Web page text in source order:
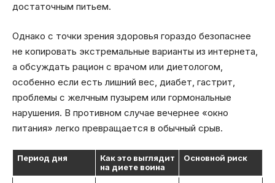
достаточным питьем.
Однако с точки зрения здоровья гораздо безопаснее
не копировать экстремальные варианты из интернета,
а обсуждать рацион с врачом или диетологом,
особенно если есть лишний вес, диабет, гастрит,
проблемы с желчным пузырем или гормональные
нарушения. В противном случае вечернее «окно
питания» легко превращается в обычный срыв.
Период дня
Как это выглядит
на диете воина
Основной риск